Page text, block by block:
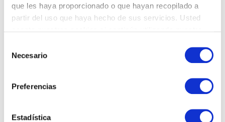
que les haya proporcionado o que hayan recopilado a
partir del uso que haya hecho de sus servicios. Usted
Necesario
Preferencias
Estadística